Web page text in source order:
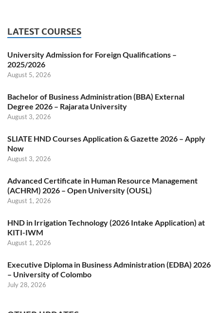
LATEST COURSES
University Admission for Foreign Qualifications –
2025/2026
August 5, 2026
Bachelor of Business Administration (BBA) External
Degree 2026 – Rajarata University
August 3, 2026
SLIATE HND Courses Application & Gazette 2026 – Apply
Now
August 3, 2026
Advanced Certificate in Human Resource Management
(ACHRM) 2026 – Open University (OUSL)
August 1, 2026
HND in Irrigation Technology (2026 Intake Application) at
KITI-IWM
August 1, 2026
Executive Diploma in Business Administration (EDBA) 2026
– University of Colombo
July 28, 2026